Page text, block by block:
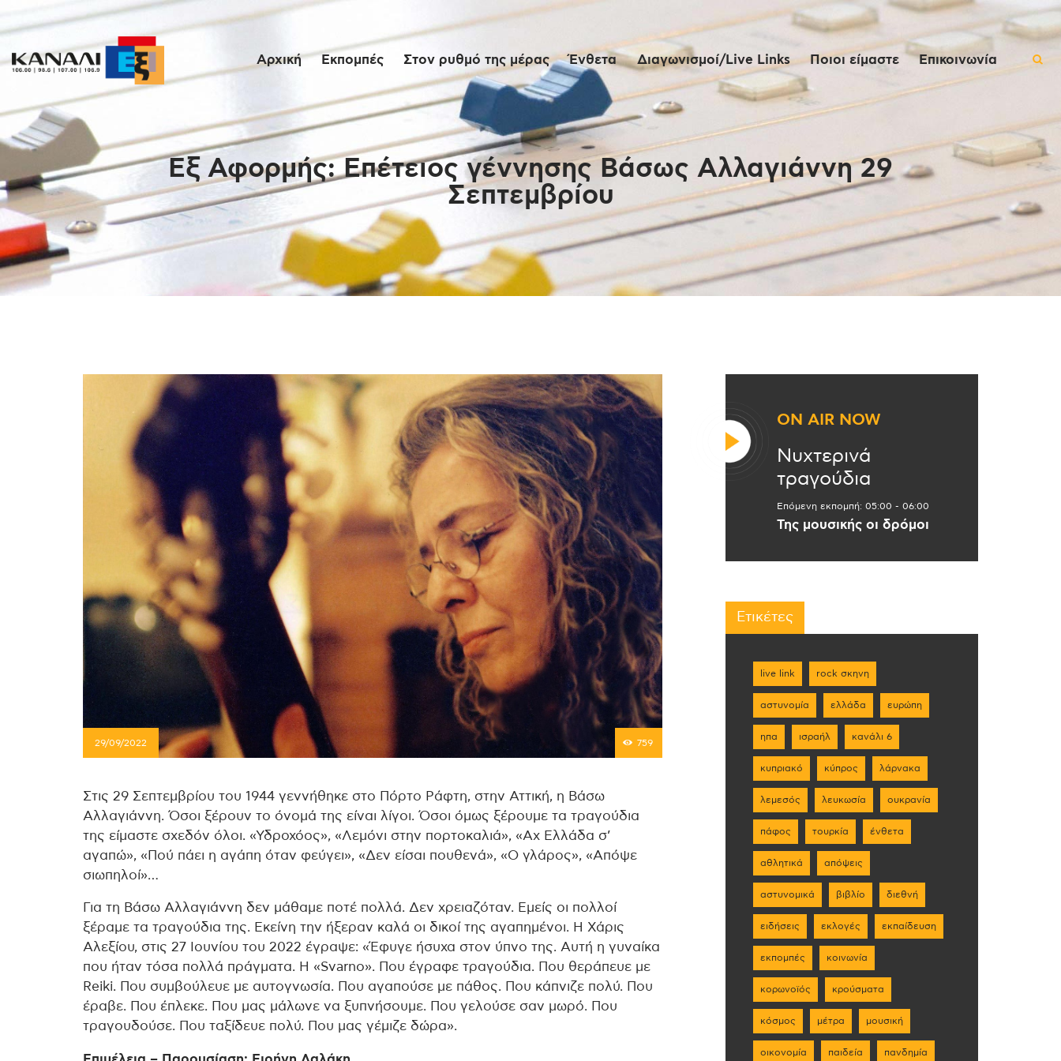
Αρχική Εκπομπές Στον ρυθμό της μέρας Ένθετα Διαγωνισμοί/Live Links Ποιοι είμαστε Επικοινωνία
Εξ Αφορμής: Επέτειος γέννησης Βάσως Αλλαγιάννη 29
Σεπτεμβρίου
Αρχική
Εκπομπές
Στον ρυθμό της
μέρας
Ένθετα
Διαγωνισμοί/Live
Links
Επικοινωνία
29/09/2022 759
Στις 29 Σεπτεμβρίου του 1944 γεννήθηκε στο Πόρτο Ράφτη, στην Αττική, η Βάσω
Αλλαγιάννη. Όσοι ξέρουν το όνομά της είναι λίγοι. Όσοι όμως ξέρουμε τα τραγούδια
της είμαστε σχεδόν όλοι. «Υδροχόος», «Λεμόνι στην πορτοκαλιά», «Αχ Ελλάδα σ’
αγαπώ», «Πού πάει η αγάπη όταν φεύγει», «Δεν είσαι πουθενά», «Ο γλάρος», «Απόψε
σιωπηλοί»…
Για τη Βάσω Αλλαγιάννη δεν μάθαμε ποτέ πολλά. Δεν χρειαζόταν. Εμείς οι πολλοί
ξέραμε τα τραγούδια της. Εκείνη την ήξεραν καλά οι δικοί της αγαπημένοι. Η Χάρις
Αλεξίου, στις 27 Ιουνίου του 2022 έγραψε: «Έφυγε ήσυχα στον ύπνο της. Αυτή η γυναίκα
που ήταν τόσα πολλά πράγματα. Η «Svarno». Που έγραφε τραγούδια. Που θεράπευε με
Reiki. Που συμβούλευε με αυτογνωσία. Που αγαπούσε με πάθος. Που κάπνιζε πολύ. Που
έραβε. Που έπλεκε. Που μας μάλωνε να ξυπνήσουμε. Που γελούσε σαν μωρό. Που
τραγουδούσε. Που ταξίδευε πολύ. Που μας γέμιζε δώρα».
ON AIR NOW
Νυχτερινά
τραγούδια
Επόμενη εκπομπή: 05:00 - 06:00
Της μουσικής οι δρόμοι
Ετικέτες
live link rock σκηνη
αστυνομία ελλάδα ευρώπη
ηπα ισραήλ κανάλι 6
κυπριακό κύπρος λάρνακα
λεμεσός λευκωσία ουκρανία
πάφος τουρκία ένθετα
αθλητικά απόψεις
αστυνομικά βιβλίο διεθνή
ειδήσεις εκλογές εκπαίδευση
εκπομπές κοινωνία
κορωνοϊός κρούσματα
κόσμος μέτρα μουσική
οικονομία παιδεία πανδημία